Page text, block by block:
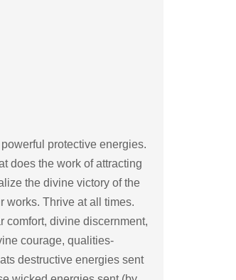
protective energies.
does the work of attracting
the divine victory of the
works. Thrive at all times.
comfort, divine discernment,
courage, qualities-
destructive energies sent